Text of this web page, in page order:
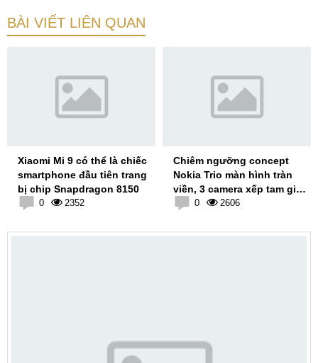
BÀI VIẾT LIÊN QUAN
Xiaomi Mi 9 có thể là chiếc
smartphone đầu tiên trang
bị chip Snapdragon 8150
0 2352
Chiêm ngưỡng concept
Nokia Trio màn hình tràn
viền, 3 camera xếp tam giác
độc đáo
0 2606